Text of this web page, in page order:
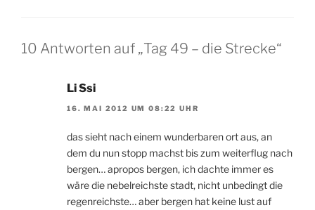
10 Antworten auf „Tag 49 – die Strecke“
Li Ssi
16. MAI 2012 UM 08:22 UHR
das sieht nach einem wunderbaren ort aus, an
dem du nun stopp machst bis zum weiterflug nach
bergen… apropos bergen, ich dachte immer es
wäre die nebelreichste stadt, nicht unbedingt die
regenreichste… aber bergen hat keine lust auf